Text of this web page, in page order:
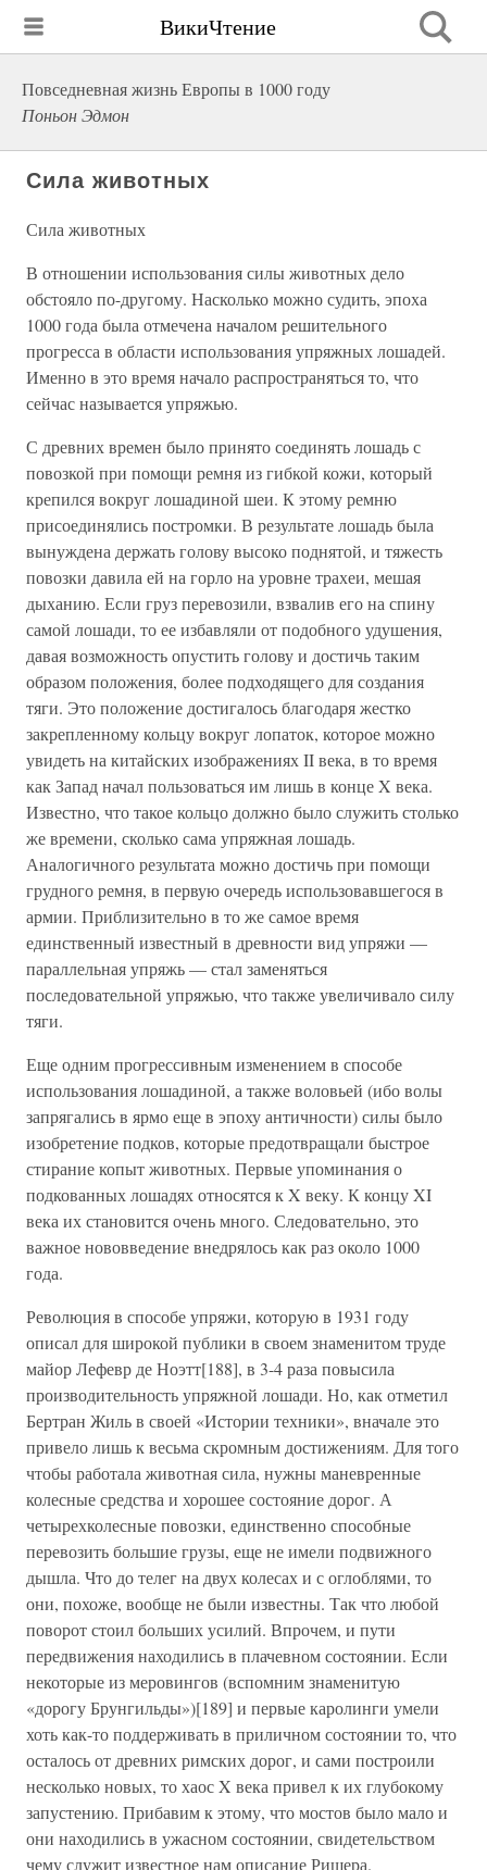
ВикиЧтение
Повседневная жизнь Европы в 1000 году
Поньон Эдмон
Сила животных
Сила животных
В отношении использования силы животных дело
обстояло по-другому. Насколько можно судить, эпоха
1000 года была отмечена началом решительного
прогресса в области использования упряжных лошадей.
Именно в это время начало распространяться то, что
сейчас называется упряжью.
С древних времен было принято соединять лошадь с
повозкой при помощи ремня из гибкой кожи, который
крепился вокруг лошадиной шеи. К этому ремню
присоединялись постромки. В результате лошадь была
вынуждена держать голову высоко поднятой, и тяжесть
повозки давила ей на горло на уровне трахеи, мешая
дыханию. Если груз перевозили, взвалив его на спину
самой лошади, то ее избавляли от подобного удушения,
давая возможность опустить голову и достичь таким
образом положения, более подходящего для создания
тяги. Это положение достигалось благодаря жестко
закрепленному кольцу вокруг лопаток, которое можно
увидеть на китайских изображениях II века, в то время
как Запад начал пользоваться им лишь в конце X века.
Известно, что такое кольцо должно было служить столько
же времени, сколько сама упряжная лошадь.
Аналогичного результата можно достичь при помощи
грудного ремня, в первую очередь использовавшегося в
армии. Приблизительно в то же самое время
единственный известный в древности вид упряжи —
параллельная упряжь — стал заменяться
последовательной упряжью, что также увеличивало силу
тяги.
Еще одним прогрессивным изменением в способе
использования лошадиной, а также воловьей (ибо волы
запрягались в ярмо еще в эпоху античности) силы было
изобретение подков, которые предотвращали быстрое
стирание копыт животных. Первые упоминания о
подкованных лошадях относятся к X веку. К концу XI
века их становится очень много. Следовательно, это
важное нововведение внедрялось как раз около 1000
года.
Революция в способе упряжи, которую в 1931 году
описал для широкой публики в своем знаменитом труде
майор Лефевр де Ноэтт[188], в 3-4 раза повысила
производительность упряжной лошади. Но, как отметил
Бертран Жиль в своей «Истории техники», вначале это
привело лишь к весьма скромным достижениям. Для того
чтобы работала животная сила, нужны маневренные
колесные средства и хорошее состояние дорог. А
четырехколесные повозки, единственно способные
перевозить большие грузы, еще не имели подвижного
дышла. Что до телег на двух колесах и с оглоблями, то
они, похоже, вообще не были известны. Так что любой
поворот стоил больших усилий. Впрочем, и пути
передвижения находились в плачевном состоянии. Если
некоторые из меровингов (вспомним знаменитую
«дорогу Брунгильды»)[189] и первые каролинги умели
хоть как-то поддерживать в приличном состоянии то, что
осталось от древних римских дорог, и сами построили
несколько новых, то хаос X века привел к их глубокому
запустению. Прибавим к этому, что мостов было мало и
они находились в ужасном состоянии, свидетельством
чему служит известное нам описание Ришера.